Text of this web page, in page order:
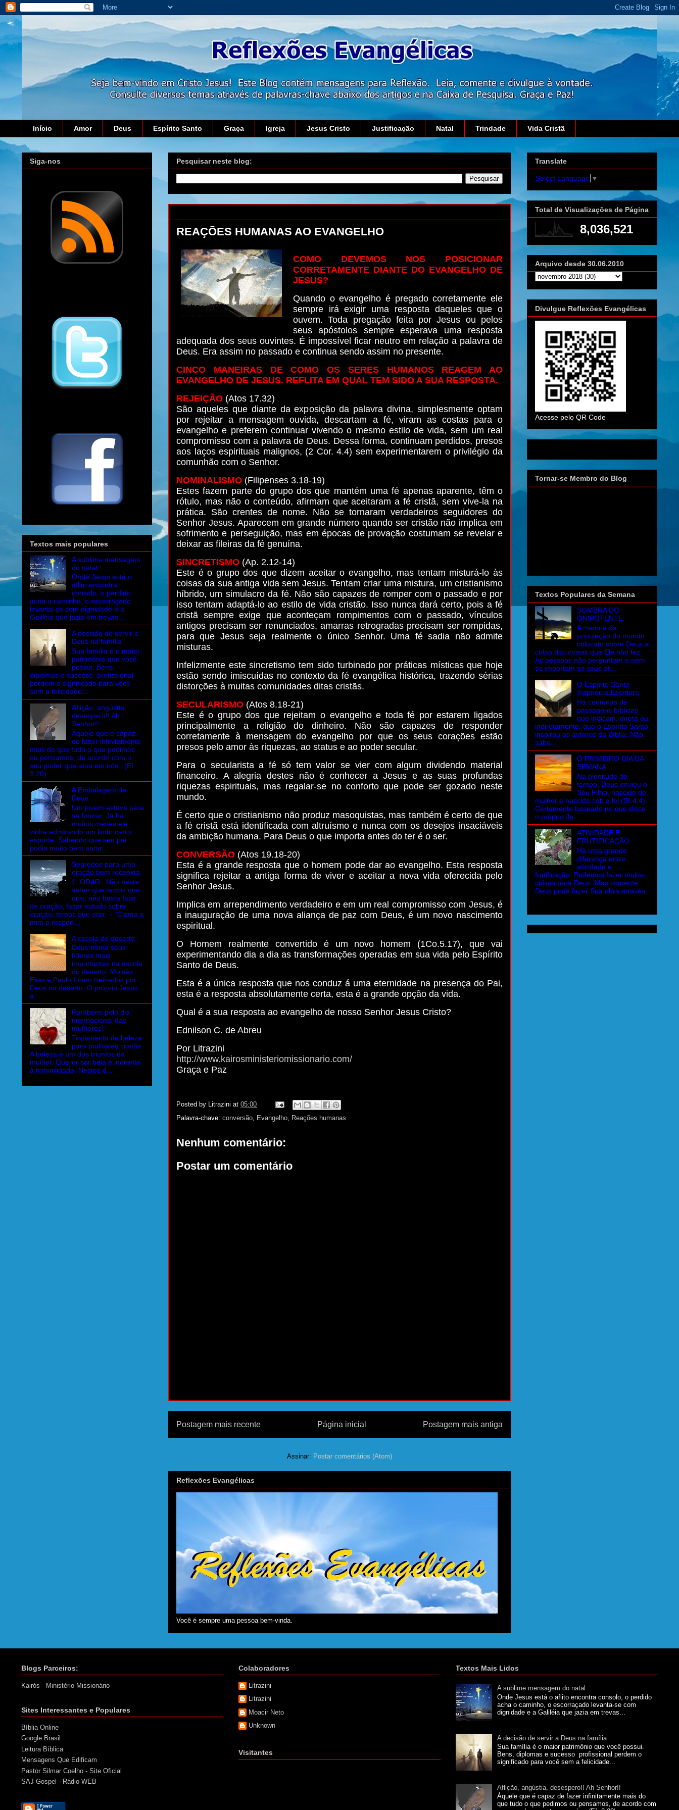
Início Amor Deus Espírito Santo Graça Igreja Jesus Cristo Justificação Natal Trindade Vida Cristã
Pesquisar neste blog:
REAÇÕES HUMANAS AO EVANGELHO
COMO DEVEMOS NOS POSICIONAR
CORRETAMENTE DIANTE DO EVANGELHO DE
JESUS?
Quando o evangelho é pregado corretamente ele
sempre irá exigir uma resposta daqueles que o
ouvem. Toda pregação feita por Jesus ou pelos
seus apóstolos sempre esperava uma resposta
adequada dos seus ouvintes. É impossível ficar neutro em relação a palavra de
Deus. Era assim no passado e continua sendo assim no presente.
CINCO MANEIRAS DE COMO OS SERES HUMANOS REAGEM AO
EVANGELHO DE JESUS. REFLITA EM QUAL TEM SIDO A SUA RESPOSTA.
REJEIÇÃO (Atos 17.32)
São aqueles que diante da exposição da palavra divina, simplesmente optam
por rejeitar a mensagem ouvida, descartam a fé, viram as costas para o
evangelho e preferem continuar vivendo o mesmo estilo de vida, sem um real
compromisso com a palavra de Deus. Dessa forma, continuam perdidos, presos
aos laços espirituais malignos, (2 Cor. 4.4) sem experimentarem o privilégio da
comunhão com o Senhor.
NOMINALISMO (Filipenses 3.18-19)
Estes fazem parte do grupo dos que mantém uma fé apenas aparente, têm o
rótulo, mas não o conteúdo, afirmam que aceitaram a fé cristã, sem vive-la na
prática. São crentes de nome. Não se tornaram verdadeiros seguidores do
Senhor Jesus. Aparecem em grande número quando ser cristão não implica em
sofrimento e perseguição, mas em épocas de provação costumam se revelar e
deixar as fileiras da fé genuína.
SINCRETISMO (Ap. 2.12-14)
Este é o grupo dos que dizem aceitar o evangelho, mas tentam misturá-lo às
coisas da sua antiga vida sem Jesus. Tentam criar uma mistura, um cristianismo
híbrido, um simulacro da fé. Não são capazes de romper com o passado e por
isso tentam adaptá-lo ao estilo de vida cristão. Isso nunca dará certo, pois a fé
cristã sempre exige que aconteçam rompimentos com o passado, vínculos
antigos precisam ser renunciados, amarras retrogradas precisam ser rompidas,
para que Jesus seja realmente o único Senhor. Uma fé sadia não admite
misturas.
Infelizmente este sincretismo tem sido turbinado por práticas místicas que hoje
estão sendo imiscuídas no contexto da fé evangélica histórica, trazendo sérias
distorções à muitas comunidades ditas cristãs.
SECULARISMO (Atos 8.18-21)
Este é o grupo dos que rejeitam o evangelho e toda fé por estarem ligados
principalmente a religião do dinheiro. Não são capazes de responder
corretamente à mensagem do evangelho por que os seus corações estão
presos pelo amor às riquezas, ao status e ao poder secular.
Para o secularista a fé só tem valor se vier com algum dividendo material
financeiro. A alegria destes não é conhecer a Jesus e as suas profundas
riquezas espirituais, mas regalar-se no conforto que pode ser gozado neste
mundo.
É certo que o cristianismo não produz masoquistas, mas também é certo de que
a fé cristã está identificada com altruísmo e nunca com os desejos insaciáveis
da ambição humana. Para Deus o que importa antes do ter é o ser.
CONVERSÃO (Atos 19.18-20)
Esta é a grande resposta que o homem pode dar ao evangelho. Esta resposta
significa rejeitar a antiga forma de viver e aceitar a nova vida oferecida pelo
Senhor Jesus.
Implica em arrependimento verdadeiro e em um real compromisso com Jesus, é
a inauguração de uma nova aliança de paz com Deus, é um novo nascimento
espiritual.
O Homem realmente convertido é um novo homem (1Co.5.17), que vai
experimentando dia a dia as transformações operadas em sua vida pelo Espírito
Santo de Deus.
Esta é a única resposta que nos conduz á uma eternidade na presença do Pai,
esta é a resposta absolutamente certa, esta é a grande opção da vida.
Qual é a sua resposta ao evangelho de nosso Senhor Jesus Cristo?
Ednilson C. de Abreu
Por Litrazini
http://www.kairosministeriomissionario.com/
Graça e Paz
Posted by Litrazini at 05:00
Palavra-chave: conversão, Evangelho, Reações humanas
Nenhum comentário:
Postar um comentário
Postagem mais recente Postagem mais antiga
Página inicial
Assinar: Postar comentários (Atom)
Reflexões Evangélicas
Você é sempre uma pessoa bem-vinda.
Siga-nos
Textos mais populares
A sublime mensagem
do natal
Onde Jesus está o
aflito encontra
consolo, o perdido
acha o caminho, o escorraçado
levanta-se com dignidade e a
Galiléia que jazia em trevas...
A decisão de servir a
Deus na família
Sua família é o maior
patrimônio que você
possui. Bens,
diplomas e sucesso profissional
perdem o significado para você
sem a felicidade...
Aflição, angústia,
desespero!! Ah
Senhor!!
Àquele que é capaz
de fazer infinitamente
mais do que tudo o que pedimos
ou pensamos, de acordo com o
seu poder que atua em nós . (Ef.
3.20)...
A Embalagem de
Deus
Um jovem estava para
se formar. Já há
muitos meses ele
vinha admirando um lindo carro
esporte. Sabendo que seu pai
podia muito bem arcar...
Segredos para uma
oração bem recebida
1. ORAR . Não basta
saber que temos que
orar, não basta falar
de oração, fazer estudo sobre
oração, temos que orar. – “Clama a
mim e respon...
A escola do deserto
Deus treina seus
líderes mais
importantes na escola
do deserto. Moisés,
Elias e Paulo foram treinados por
Deus no deserto. O próprio Jesus
a...
Parabéns pelo dia
internacional das
mulheres!
Tratamento de beleza
para mulheres cristãs
A beleza é um dos triunfos da
mulher. Querer ser bela é inerente
à feminilidade. Nestes d...
Translate
Select Language ▼
Total de Visualizações de Página
8,036,521
Arquivo desde 30.06.2010
Divulgue Reflexões Evangélicas
Acesse pelo QR Code
Tornar-se Membro do Blog
Textos Populares da Semana
SOMBRA DO
ONIPOTENTE
A maioria da
população do mundo
colocam sobre Deus a
culpa das coisas que Ele não fez.
As pessoas não perguntam e nem
se importam se seus at...
O Espírito Santo
Inspirou a Escritura
Há centenas de
passagens bíblicas
que indicam, direta ou
indiretamente, que o Espírito Santo
inspirou os autores da Bíblia. Não
sabe...
O PRIMEIRO DIA DA
SEMANA
Na plenitude do
tempo, Deus enviou o
Seu Filho, nascido de
mulher e nascido sob a lei (Gl.4.4).
Certamente baseado no que disse
o próprio Je...
ATIVIDADE E
FRUTIFICAÇÃO
Há uma grande
diferença entre
atividade e
frutificação. Podemos fazer muitas
coisas para Deus. Mas somente
Deus pode fazer Sua obra através
Blogs Parceiros:
Kairós - Ministério Missionário
Sites Interessantes e Populares
Bíblia Online
Google Brasil
Leitura Bíblica
Mensagens Que Edificam
Pastor Silmar Coelho - Site Oficial
SAJ Gospel - Rádio WEB
Colaboradores
Litrazini
Litrazini
Moacir Neto
Unknown
Visitantes
Textos Mais Lidos
A sublime mensagem do natal
Onde Jesus está o aflito encontra consolo, o perdido
acha o caminho, o escorraçado levanta-se com
dignidade e a Galiléia que jazia em trevas...
A decisão de servir a Deus na família
Sua família é o maior patrimônio que você possui.
Bens, diplomas e sucesso profissional perdem o
significado para você sem a felicidade...
Aflição, angústia, desespero!! Ah Senhor!!
Àquele que é capaz de fazer infinitamente mais do
que tudo o que pedimos ou pensamos, de acordo com